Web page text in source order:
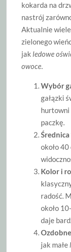
kokarda na
nastrój
Aktualnie
zielonego
jakledowe
owoce.
Wybór
gałązki
hurtowni
paczkę.
około
Kolor i
radość.
około
daje
jak małe